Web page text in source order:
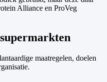
Alliance en ProVeg
maatregelen, doelen